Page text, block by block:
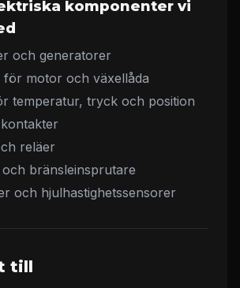
komponenter vi
och generatorer
motor och växellåda
temperatur, tryck och position
reläer
bränsleinsprutare
och hjulhastighetssensorer
till